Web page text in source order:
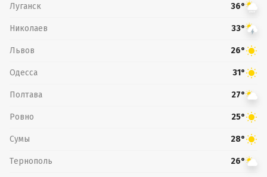
Луганск 36°
Николаев 33°
Львов 26°
Одесса 31°
Полтава 27°
Ровно 25°
Сумы 28°
Тернополь 26°